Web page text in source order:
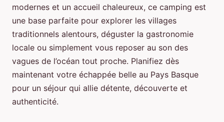
modernes et un accueil chaleureux, ce camping est
une base parfaite pour explorer les villages
traditionnels alentours, déguster la gastronomie
locale ou simplement vous reposer au son des
vagues de l’océan tout proche. Planifiez dès
maintenant votre échappée belle au Pays Basque
pour un séjour qui allie détente, découverte et
authenticité.